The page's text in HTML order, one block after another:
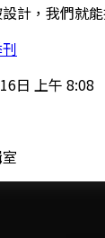
計，我們就
日 上午 8:08